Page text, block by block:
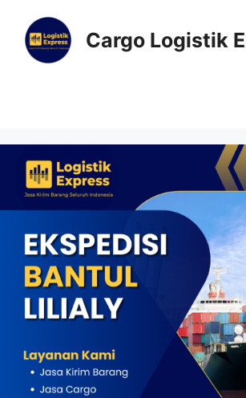
Cargo Logistik